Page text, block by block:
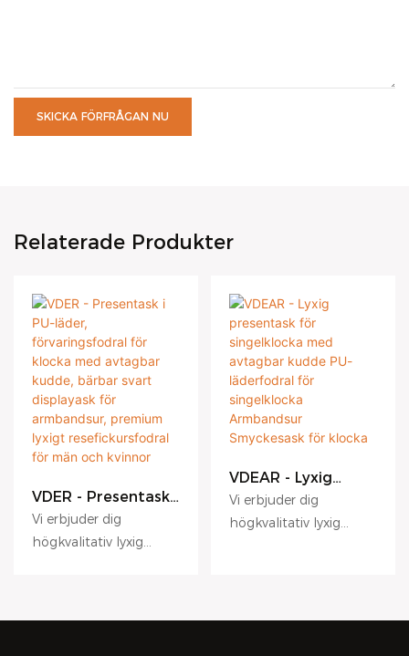
SKICKA FÖRFRÅGAN NU
Relaterade Produkter
VDER - Presentask i
PU-läder,
förvaringsfodral för
klocka med
armbandsur,
Vi erbjuder dig
högkvalitativ lyxig
VDEAR - Lyxig
presentask för
singelklocka med
avtagbar kudde
klocka
Vi erbjuder dig
högkvalitativ lyxig